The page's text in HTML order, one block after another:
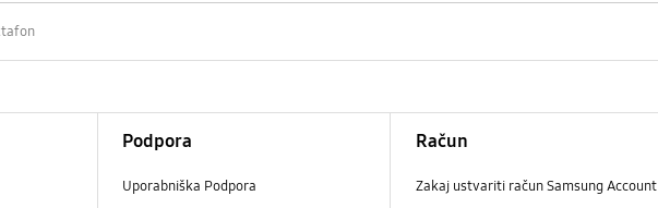
Podpora
Uporabniška Podpora
Račun
Zakaj ustvariti račun Samsung Account